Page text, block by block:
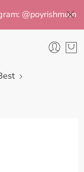
@poyrishmum